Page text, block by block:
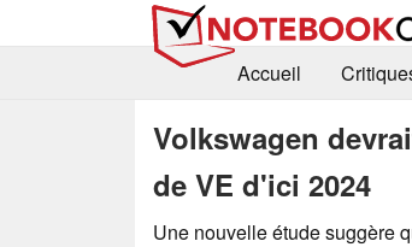
Accueil
Volkswagen
de VE d'ici 2024
Une nouvelle étude suggère